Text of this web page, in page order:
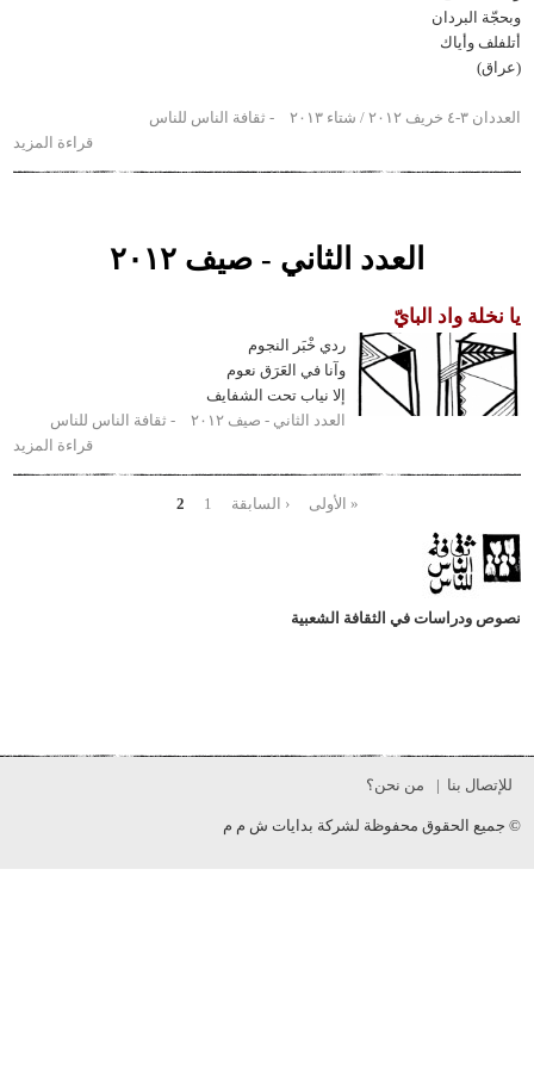
وأياك
ثقافة الناس للناس
قراءة المزيدحول
الشعر
العدد الثاني - صيف ٢٠١٢
واد البايّ
ردي خْبَر النجوم
وآنا في العَرَق نعوم
إلا نياب تحت الشفايف
العدد الثاني - صيف ٢٠١٢
ثقافة الناس للناس
قراءة المزيدحول
يا
‹ السابقة 1
2
في الثقافة الشعبية
بنا من نحن؟
الحقوق محفوظة لشركة بدايات ش م م